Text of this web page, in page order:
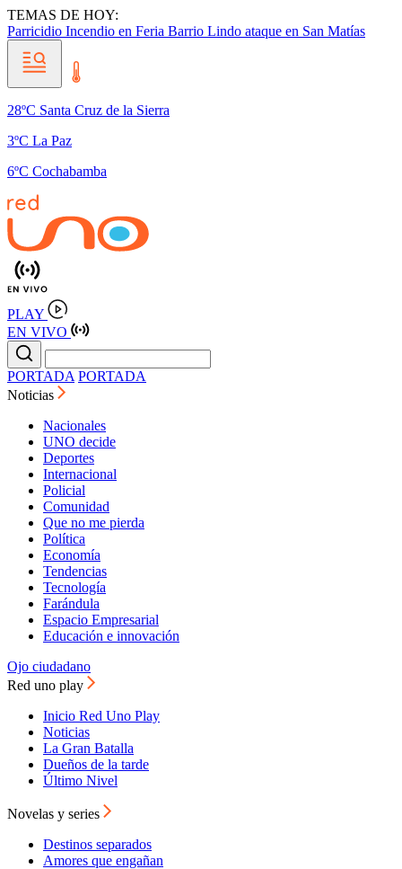
TEMAS DE HOY:
Parricidio Incendio en Feria Barrio Lindo ataque en San Matías
28ºC Santa Cruz de la Sierra
3ºC La Paz
6ºC Cochabamba
PLAY
EN VIVO
PORTADA PORTADA
Noticias
Nacionales
UNO decide
Deportes
Internacional
Policial
Comunidad
Que no me pierda
Política
Economía
Tendencias
Tecnología
Farándula
Espacio Empresarial
Educación e innovación
Ojo ciudadano
Red uno play
Inicio Red Uno Play
Noticias
La Gran Batalla
Dueños de la tarde
Último Nivel
Novelas y series
Destinos separados
Amores que engañan